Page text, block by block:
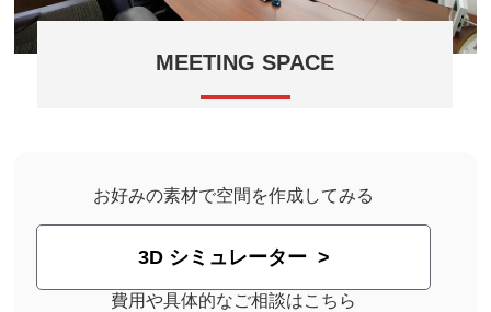
MEETING SPACE
お好みの素材で空間を作成してみる
3D シミュレーター
費用や具体的なご相談はこちら